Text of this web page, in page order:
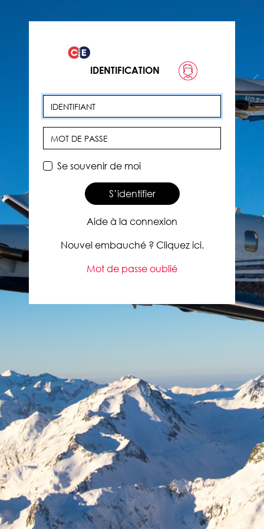
IDENTIFICATION
Identifiant
Se souvenir de moi
S’identifier
Aide à la connexion
Nouvel embauché ? Cliquez ici.
Mot de passe oublié